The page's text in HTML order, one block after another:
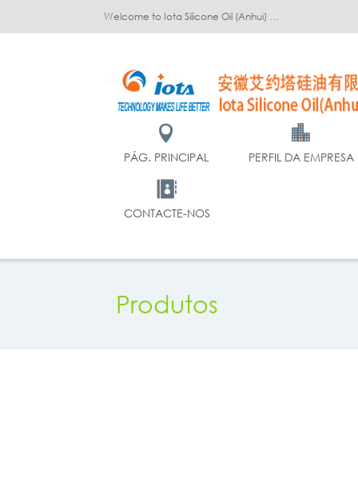
Welcome to Iota Silicone Oil (Anhui) Co., Ltd.!
PÁG. PRINCIPAL PERFIL DA EMPRESA
CONTACTE-NOS
Produtos